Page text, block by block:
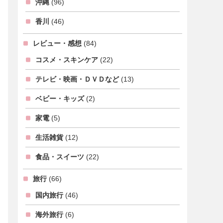
沖縄 (96)
香川 (46)
レビュー・感想 (84)
コスメ・スキンケア (22)
テレビ・映画・ＤＶＤなど(13)
ベビー・キッズ(2)
家電 (5)
生活雑貨 (12)
食品・スイーツ (22)
旅行(66)
国内旅行(46)
海外旅行(6)